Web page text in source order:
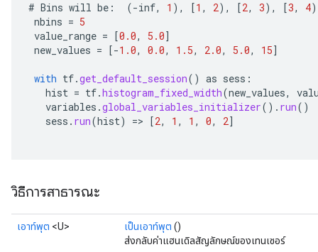
# Bins will be : (-inf, 1 ), [1 , 2), [2, 3), [3, 4
nbins = 5
value_range = [0.0, 5.0]
new_values = [-1.0, 0.0, 1.5, 2.0, 5.0, 15]
with tf.get_default_session() as sess :
hist = tf.histogram_fixed_width(new_values,
variables .global_variables_initializer(). run()
sess . run(hist) => [2, 1 , 1 , 0, 2]
วิธีการสาธารณะ
เอาท์พุต <U> เป็นเอาท์พุต ()
ส่งกลับค่าแฮนเดิลสัญลักษณ์ของเทนเซอร์